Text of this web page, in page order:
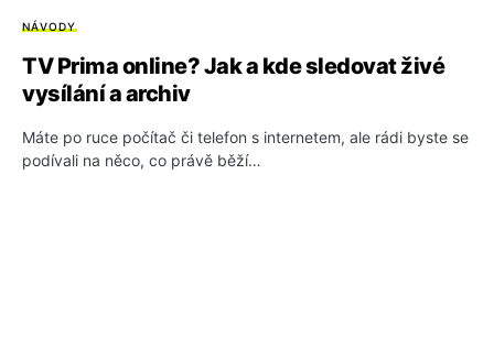
NÁVODY
TV Prima online? Jak a kde sledovat živé
vysílání a archiv
Máte po ruce počítač či telefon s internetem, ale rádi byste se
podívali na něco, co právě běží…